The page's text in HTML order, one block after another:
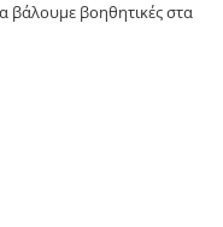
βάλουμε βοηθητικές στα